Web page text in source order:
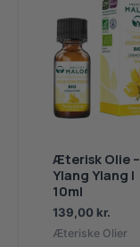
Æterisk Olie –
Ylang Ylang |
10ml
139,00 kr.
Æteriske Olier